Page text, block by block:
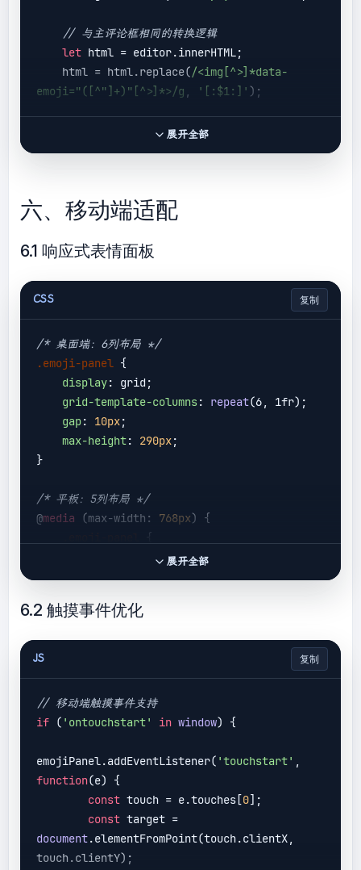
// 与主评论框相同的转换逻辑
let html = editor.innerHTML;
    html = html.replace(
/<img[^>]*data-
emoji="([^"]+)"[^>]*>/g , '[:$1:]' );
// 存储转换后的内容
    textarea.value = temp.textContent;
展开全部
六、移动端适配
6.1 响应式表情面板
CSS 复制
/* 桌面端：6列布局 */
.emoji-panel {
display: grid;
grid-template-columns: repeat(6, 1fr);
gap: 10px;
max-height: 290px;
}
/* 平板：5列布局 */
@media (max-width: 768px) {
{
grid-template-columns
    }
.emoji-panel {
grid-template-columns
:
max-height: 80px;
    }
展开全部
6.2 触摸事件优化
JS 复制
// 移动端触摸事件支持
if ( 'ontouchstart' in window) {
emojiPanel.addEventListener( 'touchstart'
function(e) {
const touch = e.touches[0];
const
document.elementFromPoint(touch.clientX,
touch.clientY);